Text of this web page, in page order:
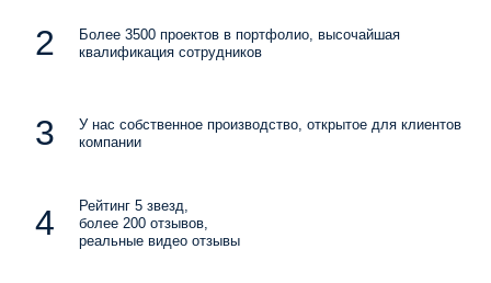
Более 3500 проектов в портфолио, высочайшая
квалификация сотрудников
У нас собственное производство, открытое для клиентов
компании
Рейтинг 5 звезд,
более 200 отзывов,
реальные видео отзывы